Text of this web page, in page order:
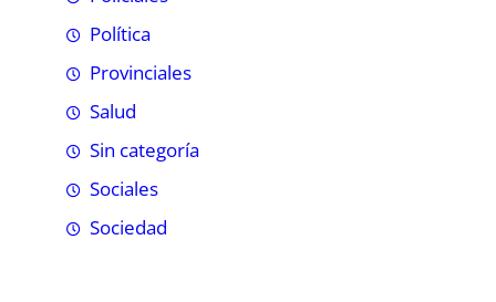
Política
Provinciales
Salud
Sin categoría
Sociales
Sociedad